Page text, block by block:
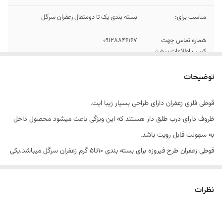
مناسب برای: بسته بندی یک تا دو‌مثقال زعفران سرگل
شماره تماس جهت
کسب اطلاعات بیشتر
۰۹۱۲۸۸۴۶۱۶۷
توضیحات
قوطی فلزی زعفران دارای طراحی بسیار زیبا ایت.
ظروف دارای درب طلق دار هستند که این ویژگی باعث میشود محصول داخل
به سهولت قابل رویت باشد.
قوطی زعفران طرح فیروزه برای بسته بندی 10تا5 گرم زعفران سرگل میباشد.یکی
نظرات